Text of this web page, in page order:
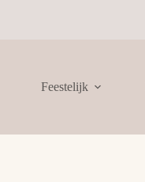
Feestelijk